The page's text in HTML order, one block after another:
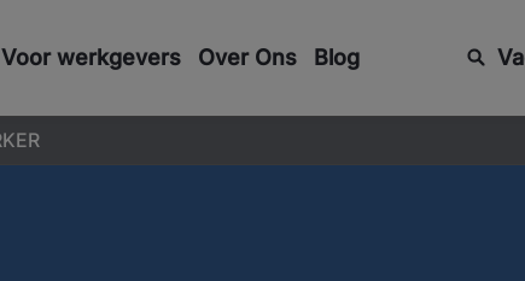
Voor werkgevers Over Ons Blog